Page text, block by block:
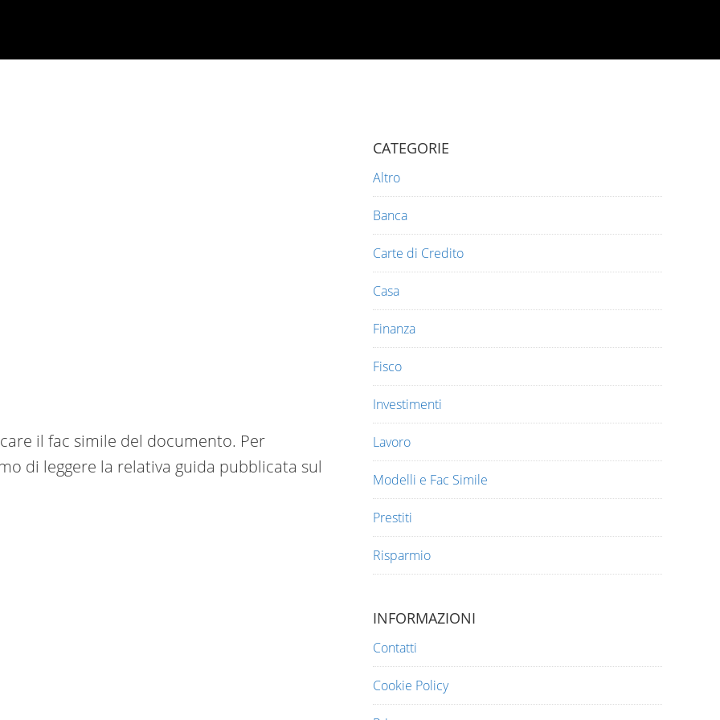
il fac simile del documento. Per
di leggere la relativa guida pubblicata sul
CATEGORIE
Altro
Banca
Carte di Credito
Casa
Finanza
Fisco
Investimenti
Lavoro
Modelli e Fac Simile
Prestiti
Risparmio
INFORMAZIONI
Contatti
Cookie Policy